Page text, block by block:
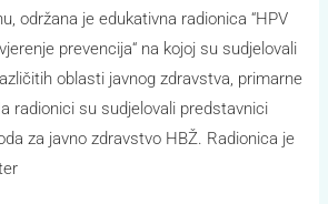
održana je edukativna radionica “HPV
prevencija“ na kojoj su sudjelovali
oblasti javnog zdravstva, primarne
radionici su sudjelovali predstavnici
za javno zdravstvo HBŽ. Radionica je